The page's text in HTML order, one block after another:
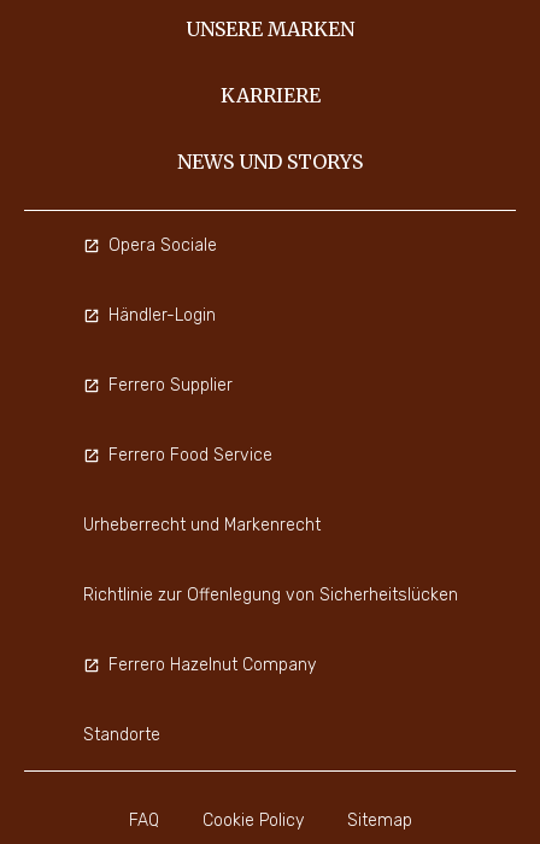
UNSERE MARKEN
KARRIERE
NEWS UND STORYS
FAQ Cookie Policy Sitemap
Opera Sociale
Händler-Login
Ferrero Supplier
Ferrero Food Service
Urheberrecht und Markenrecht
Richtlinie zur Offenlegung von Sicherheitslücken
Ferrero Hazelnut Company
Standorte